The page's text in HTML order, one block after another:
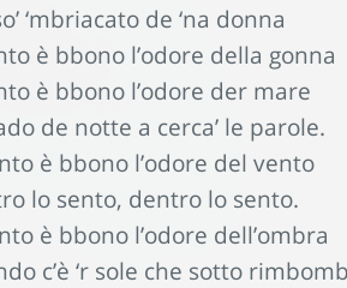
‘mbriacato de ‘na donna
è bbono l’odore della gonna
è bbono l’odore der mare
de notte a cerca’ le parole.
è bbono l’odore del vento
lo sento, dentro lo sento.
è bbono l’odore dell’ombra
c’è ‘r sole che sotto